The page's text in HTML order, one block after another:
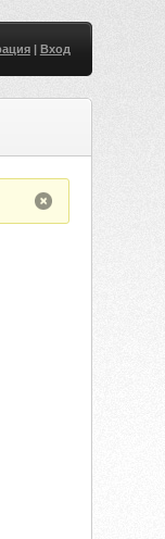
| Вход